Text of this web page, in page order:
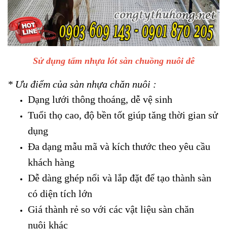
Sử dụng tấm nhựa lót sàn chuồng nuôi dê
* Ưu điểm của sàn nhựa chăn nuôi :
Dạng lưới thông thoáng, dễ vệ sinh
Tuổi thọ cao, độ bền tốt giúp tăng thời gian sử
dụng
Đa dạng mẫu mã và kích thước theo yêu cầu
khách hàng
Dễ dàng ghép nối và lắp đặt để tạo thành sàn
có diện tích lớn
Giá thành rẻ so với các vật liệu sàn chăn
nuôi khác